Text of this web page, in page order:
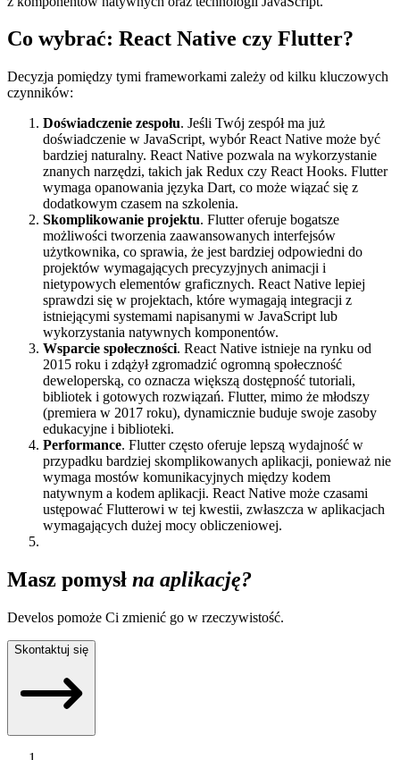
Co wybrać: React Native czy Flutter?
Decyzja pomiędzy tymi frameworkami zależy od kilku kluczowych
czynników:
Doświadczenie zespołu. Jeśli Twój zespół ma już
doświadczenie w JavaScript, wybór React Native może być
bardziej naturalny. React Native pozwala na wykorzystanie
znanych narzędzi, takich jak Redux czy React Hooks. Flutter
wymaga opanowania języka Dart, co może wiązać się z
dodatkowym czasem na szkolenia.
Skomplikowanie projektu. Flutter oferuje bogatsze
możliwości tworzenia zaawansowanych interfejsów
użytkownika, co sprawia, że jest bardziej odpowiedni do
projektów wymagających precyzyjnych animacji i
nietypowych elementów graficznych. React Native lepiej
sprawdzi się w projektach, które wymagają integracji z
istniejącymi systemami napisanymi w JavaScript lub
wykorzystania natywnych komponentów.
Wsparcie społeczności. React Native istnieje na rynku od
2015 roku i zdążył zgromadzić ogromną społeczność
deweloperską, co oznacza większą dostępność tutoriali,
bibliotek i gotowych rozwiązań. Flutter, mimo że młodszy
(premiera w 2017 roku), dynamicznie buduje swoje zasoby
edukacyjne i biblioteki.
Performance. Flutter często oferuje lepszą wydajność w
przypadku bardziej skomplikowanych aplikacji, ponieważ nie
wymaga mostów komunikacyjnych między kodem
natywnym a kodem aplikacji. React Native może czasami
ustępować Flutterowi w tej kwestii, zwłaszcza w aplikacjach
wymagających dużej mocy obliczeniowej.
Masz pomysł na aplikację?
Develos pomoże Ci zmienić go w rzeczywistość.
Skontaktuj się